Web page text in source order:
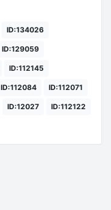
ID:134026
ID:129059
ID:112145
ID:112084 ID:112071
ID:12027 ID:112122